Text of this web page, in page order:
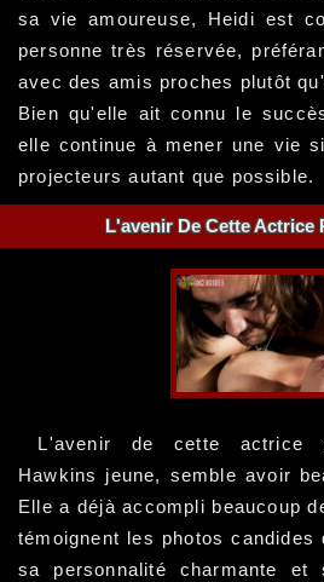
sa vie amoureuse, Heidi est
personne très réservée,
avec des amis proches plutôt
Bien qu'elle ait connu le
elle continue à mener une vie
projecteurs autant que possible.
L'avenir De Cette Actrice
L'avenir de cette actrice
Hawkins jeune, semble avoir
Elle a déjà accompli beaucoup
témoignent les photos candides
sa personnalité charmante